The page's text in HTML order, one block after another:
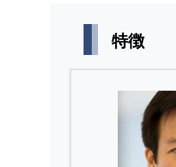
特徴